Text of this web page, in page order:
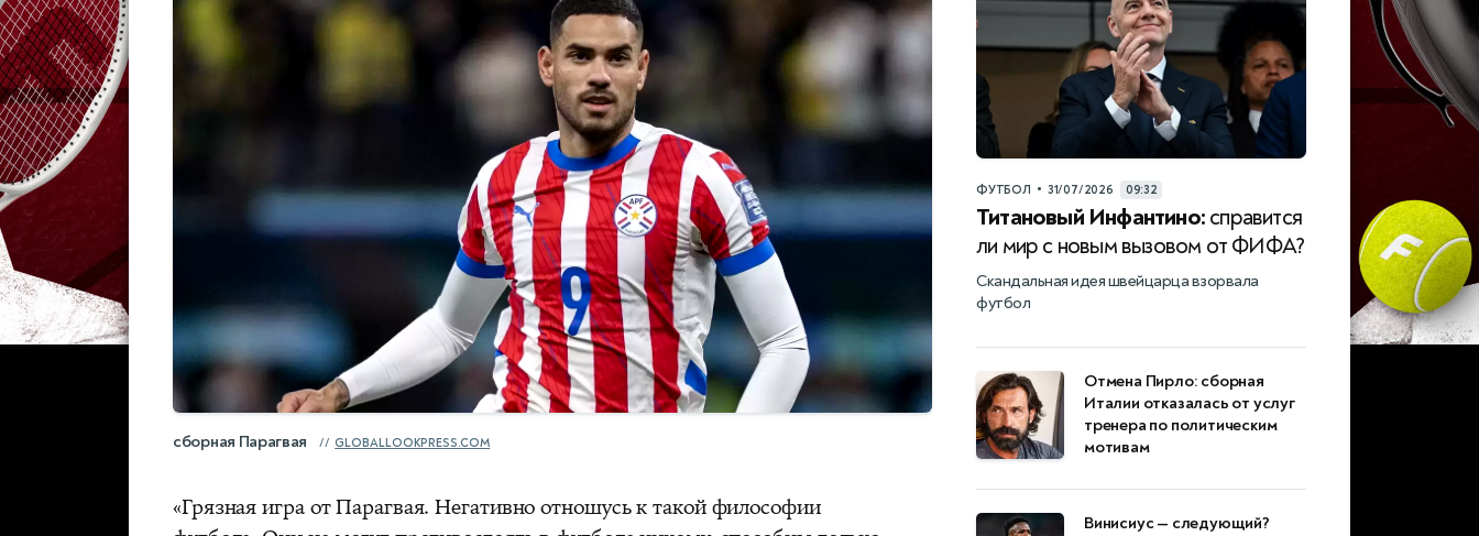
сборная Парагвая GLOBALLOOKPRESS.COM
«Грязная игра от Парагвая. Негативно отношусь к такой философии
ФУТБОЛ • 31/07/2026 09:32
Титановый Инфантино: справится
ли мир с новым вызовом от ФИФА?
Скандальная идея швейцарца взорвала
футбол
Отмена Пирло: сборная
Италии отказалась от услуг
тренера по политическим
мотивам
Винисиус — следующий?